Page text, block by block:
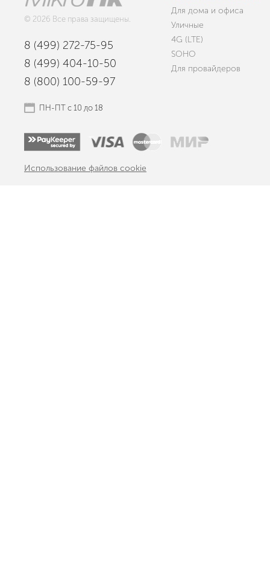
© 2026 Все права защищены.
8 (499) 272-75-95
8 (499) 404-10-50
8 (800) 100-59-97
ПН-ПТ с 10 до 18
Для дома и офиса
Уличные
4G (LTE)
SOHO
Для провайдеров
Использование файлов cookie